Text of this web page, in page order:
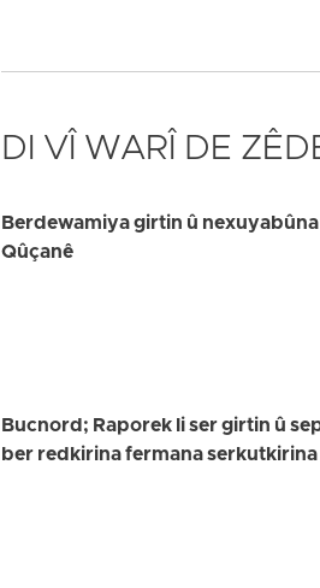
DI VÎ WARÎ DE
Berdewamiya girtin û
Qûçanê
Bucnord; Raporek li ser girtin û
ber redkirina fermana